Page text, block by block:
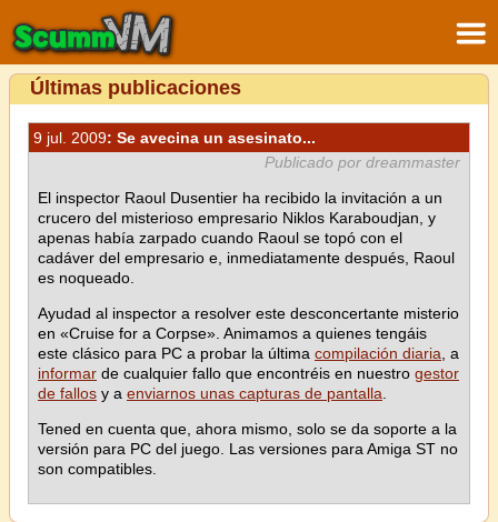
Últimas publicaciones
9 jul. 2009: Se avecina un asesinato...
Publicado por dreammaster
El inspector Raoul Dusentier ha recibido la invitación a un
crucero del misterioso empresario Niklos Karaboudjan, y
apenas había zarpado cuando Raoul se topó con el
cadáver del empresario e, inmediatamente después, Raoul
es noqueado.
Ayudad al inspector a resolver este desconcertante misterio
en «Cruise for a Corpse». Animamos a quienes tengáis
este clásico para PC a probar la última compilación diaria , a
informar de cualquier fallo que encontréis en nuestro gestor
de fallos y a enviarnos unas capturas de pantalla
Tened en cuenta que, ahora mismo, solo se da soporte a la
versión para PC del juego. Las versiones para Amiga ST no
son compatibles.